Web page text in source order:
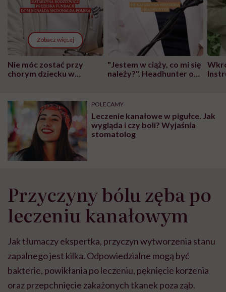
Zobacz więcej
Nie móc zostać przy
chorym dziecku w
może chyba tylko
głupota i brak
wyobraźni"
"Jestem w ciąży, co mi się
należy?". Headhunter o
pracy
POLECAMY
Leczenie kanałowe w pigułce. Jak
wygląda i czy boli? Wyjaśnia
stomatolog
Przyczyny bólu zęba po
leczeniu kanałowym⁣
Jak tłumaczy ekspertka, przyczyn wytworzenia stanu
zapalnego jest kilka. Odpowiedzialne mogą być
bakterie, powikłania po leczeniu, pęknięcie korzenia
oraz przepchnięcie zakażonych tkanek poza ząb.